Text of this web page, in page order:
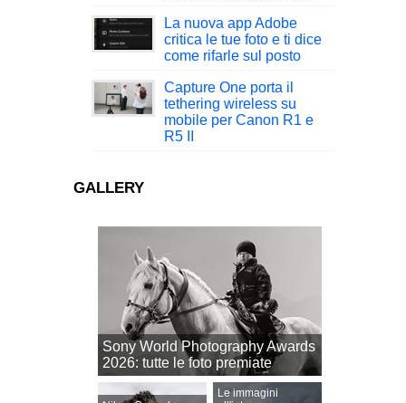
La nuova app Adobe
critica le tue foto e ti dice
come rifarle sul posto
Capture One porta il
tethering wireless su
mobile per Canon R1 e
R5 II
GALLERY
Sony World Photography Awards
2026: tutte le foto premiate
Le immagini